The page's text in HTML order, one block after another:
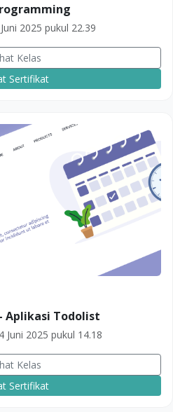
2025 pukul 22.39
Kelas
Sertifikat
Aplikasi Todolist
Juni 2025 pukul 14.18
Kelas
Sertifikat